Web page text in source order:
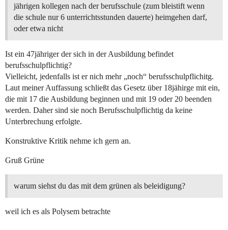
jährigen kollegen nach der berufsschule (zum bleistift wenn
die schule nur 6 unterrichtsstunden dauerte) heimgehen darf,
oder etwa nicht
Ist ein 47jähriger der sich in der Ausbildung befindet
berufsschulpflichtig?
Vielleicht, jedenfalls ist er nich mehr „noch“ berufsschulpflichitg.
Laut meiner Auffassung schließt das Gesetz über 18jähirge mit ein,
die mit 17 die Ausbildung beginnen und mit 19 oder 20 beenden
werden. Daher sind sie noch Berufsschulpflichtig da keine
Unterbrechung erfolgte.
Konstruktive Kritik nehme ich gern an.
Gruß Grüne
warum siehst du das mit dem grünen als beleidigung?
weil ich es als Polysem betrachte